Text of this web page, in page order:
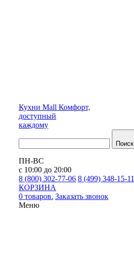
Кухни Mall Комфорт,
доступный
каждому
Поиск
ПН-ВС
с 10:00 до 20:00
8 (800) 302-77-06 8 (499) 348-15-11
КОРЗИНА
0 товаров. Заказать звонок
Меню